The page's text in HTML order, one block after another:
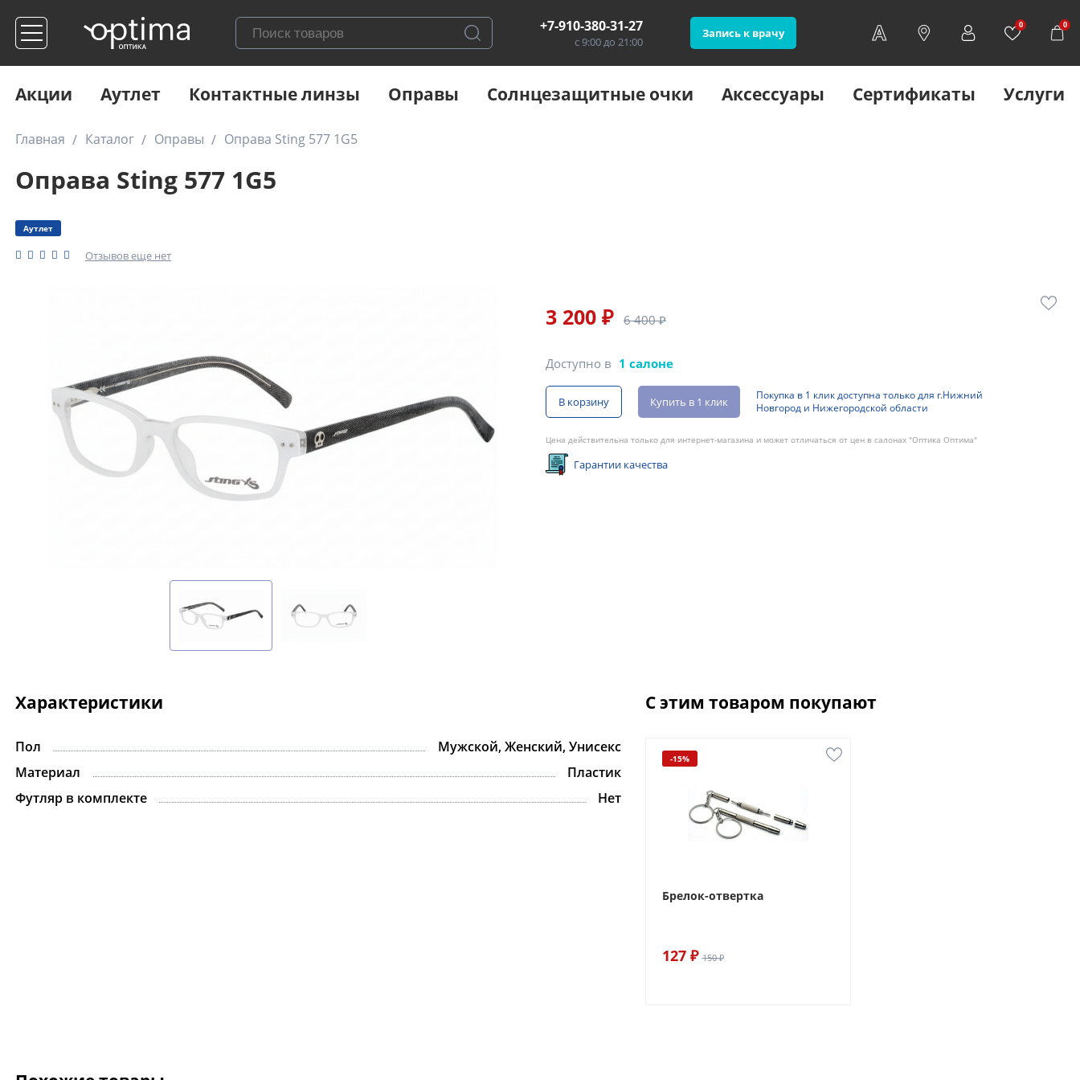
+7-910-380-31-27
с 9:00 до 21:00
Запись к врачу
0 0
Акции Аутлет Контактные линзы Оправы Солнцезащитные очки Аксессуары Сертификаты Услуги
Главная Каталог Оправы Оправа Sting 577 1G5
Оправа Sting 577 1G5
Аутлет
Отзывов еще нет
3 200 ₽ 6 400 ₽
Доступно в 1 салоне
В корзину Купить в 1 клик
Покупка в 1 клик доступна только для г.Нижний
Новгород и Нижегородской области
Цена действительна только для интернет-магазина и может отличаться от цен в салонах "Оптика Оптима"
Гарантии качества
Характеристики
Пол
Мужской, Женский, Унисекс
Материал
Пластик
Футляр в комплекте
Нет
С этим товаром покупают
-15%
Брелок-отвертка
127 ₽ 150 ₽